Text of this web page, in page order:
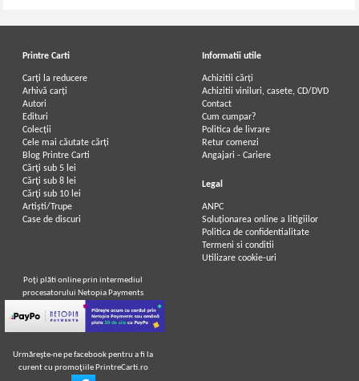
Printre Carti
Carți la reducere
Arhivă carți
Autori
Edituri
Colecții
Cele mai căutate cărți
Blog Printre Carti
Cărţi sub 5 lei
Cărţi sub 8 lei
Cărţi sub 10 lei
Artiști/Trupe
Case de discuri
Informatii utile
Achizitii cărți
Achizitii viniluri, casete, CD/DVD
Contact
Cum cumpar?
Politica de livrare
Retur comenzi
Angajari - Cariere
Legal
ANPC
Soluționarea online a litigiilor
Politica de confidentialitate
Termeni si conditii
Utilizare cookie-uri
Poţi plăti online prin intermediul
procesatorului Netopia Payments
Urmăreşte-ne pe facebook pentru a fi la
curent cu promoţiile PrintreCarti.ro